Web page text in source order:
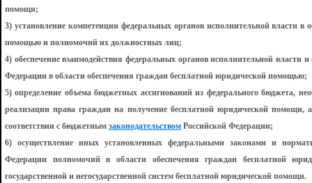
помощи;
3) установление компетенции федеральных органов исполнительной власти в
помощью и полномочий их должностных лиц;
4) обеспечение взаимодействия федеральных органов исполнительной власти
Федерации в области обеспечения граждан бесплатной юридической помощью;
5) определение объема бюджетных ассигнований из федерального бюджета,
реализации права граждан на получение бесплатной юридической помощи,
соответствии с бюджетным законодательством Российской Федерации;
6) осуществление иных установленных федеральными законами и
Федерации полномочий в области обеспечения граждан бесплатной
государственной и негосударственной систем бесплатной юридической помощи.